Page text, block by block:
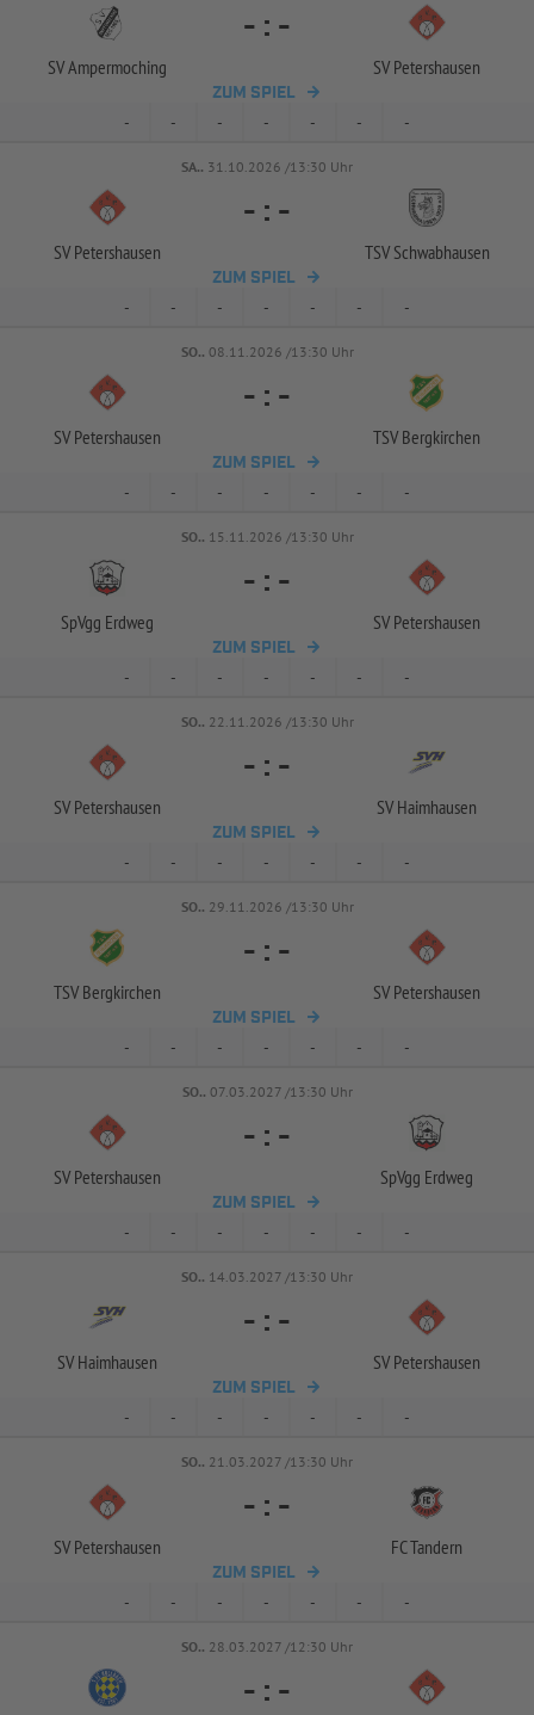
SV Ampermoching
- : -
SV Petershausen
ZUM SPIEL
- - - - - - -
SA.. 31.10.2026 /13:30 Uhr
SV Petershausen
- : -
TSV Schwabhausen
ZUM SPIEL
- - - - - - -
SO.. 08.11.2026 /13:30 Uhr
SV Petershausen
- : -
TSV Bergkirchen
ZUM SPIEL
- - - - - - -
SO.. 15.11.2026 /13:30 Uhr
SpVgg Erdweg
- : -
SV Petershausen
ZUM SPIEL
- - - - - - -
SO.. 22.11.2026 /13:30 Uhr
SV Petershausen
- : -
SV Haimhausen
ZUM SPIEL
- - - - - - -
SO.. 29.11.2026 /13:30 Uhr
TSV Bergkirchen
- : -
SV Petershausen
ZUM SPIEL
- - - - - - -
SO.. 07.03.2027 /13:30 Uhr
SV Petershausen
- : -
SpVgg Erdweg
ZUM SPIEL
- - - - - - -
SO.. 14.03.2027 /13:30 Uhr
SV Haimhausen
- : -
SV Petershausen
ZUM SPIEL
- - - - - - -
SO.. 21.03.2027 /13:30 Uhr
SV Petershausen
- : -
FC Tandern
ZUM SPIEL
- - - - - - -
SO.. 28.03.2027 /12:30 Uhr
- : -